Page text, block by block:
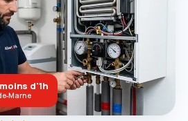
d'1h